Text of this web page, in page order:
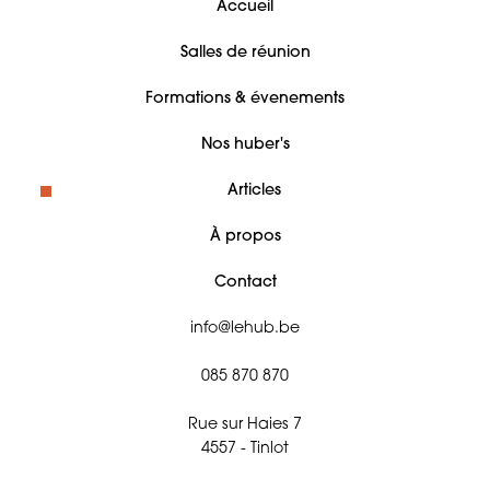
Accueil
Salles de réunion
Formations & évenements
Nos huber's
Articles
À propos
Contact
info@lehub.be
085 870 870
Rue sur Haies 7
4557 - Tinlot